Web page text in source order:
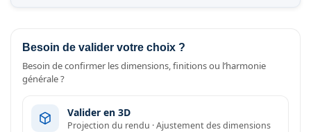
Besoin de valider votre choix ?
Besoin de confirmer les dimensions, finitions ou l’harmonie
générale ?
Valider en 3D
Projection du rendu · Ajustement des dimensions